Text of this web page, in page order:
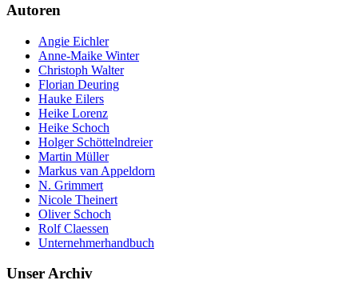
Autoren
Angie Eichler
Anne-Maike Winter
Christoph Walter
Florian Deuring
Hauke Eilers
Heike Lorenz
Heike Schoch
Holger Schöttelndreier
Martin Müller
Markus van Appeldorn
N. Grimmert
Nicole Theinert
Oliver Schoch
Rolf Claessen
Unternehmerhandbuch
Unser Archiv